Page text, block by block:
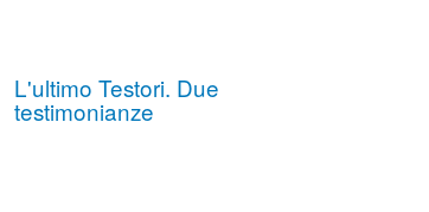
L'ultimo Testori. Due
testimonianze